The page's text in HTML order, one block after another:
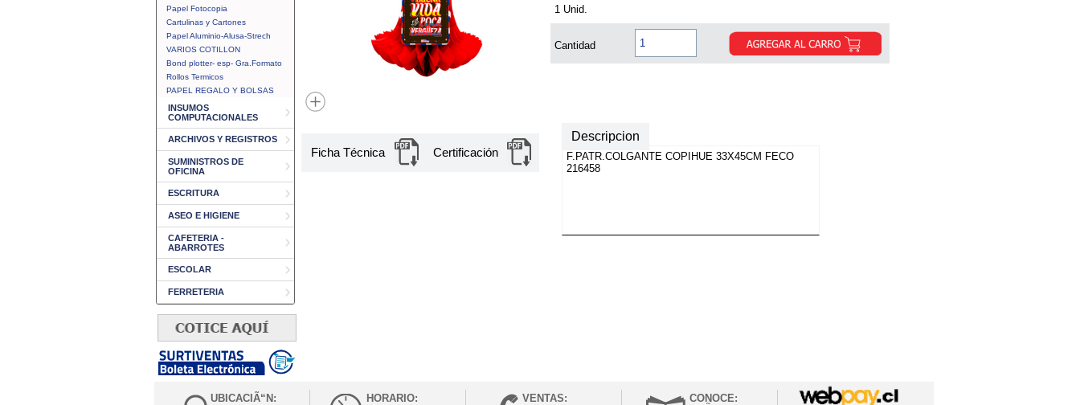
Papel Fotocopia
Cartulinas y Cartones
Papel Aluminio-Alusa-Strech
VARIOS COTILLON
Bond plotter- esp- Gra.Formato
Rollos Termicos
PAPEL REGALO Y BOLSAS
INSUMOS
COMPUTACIONALES
ARCHIVOS Y REGISTROS
SUMINISTROS DE
OFICINA
ESCRITURA
ASEO E HIGIENE
CAFETERIA -
ABARROTES
ESCOLAR
FERRETERIA
1 Unid.
Cantidad
Ficha Técnica Certificación
Descripcion
F.PATR.COLGANTE COPIHUE 33X45CM FECO
216458
UBICACIÃ“N:
HORARIO:
VENTAS:
CONOCE: